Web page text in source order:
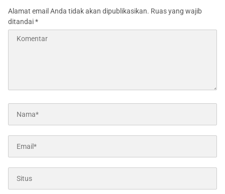
Alamat email Anda tidak akan dipublikasikan. Ruas yang wajib
ditandai*